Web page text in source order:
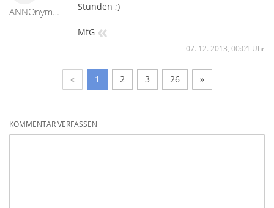
ANNOnymus
Stunden ;)
MfG «
07. 12. 2013, 00:01 Uhr
« 1 2 3 26 »
KOMMENTAR VERFASSEN